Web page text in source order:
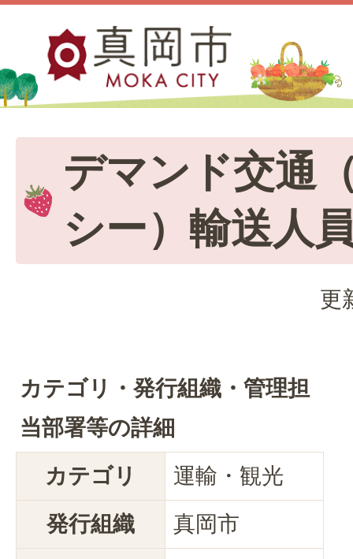
デマンド交通
シー）輸送人
更
カテゴリ・発行組織・管理担
当部署等の詳細
カテゴリ
運輸・観光
発行組織
真岡市